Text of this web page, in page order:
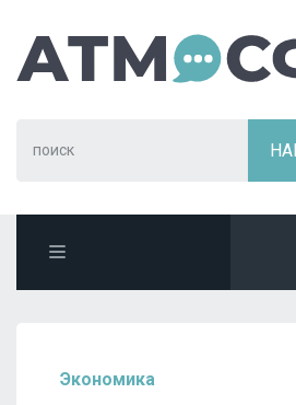
Экономика